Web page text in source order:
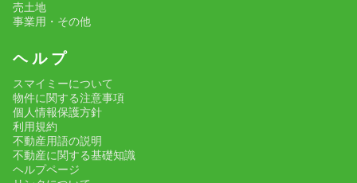
売土地
事業用・その他
ヘ ル プ
スマイミーについて
物件に関する注意事項
個人情報保護方針
利用規約
不動産用語の説明
不動産に関する基礎知識
ヘルプページ